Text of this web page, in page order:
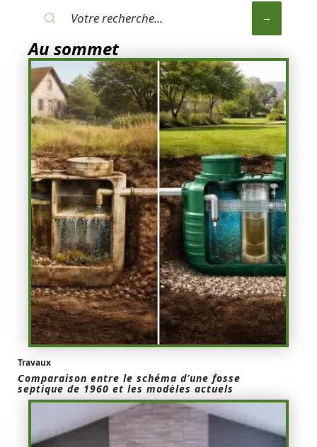
Au sommet
Travaux
Comparaison entre le schéma d’une fosse
septique de 1960 et les modèles actuels